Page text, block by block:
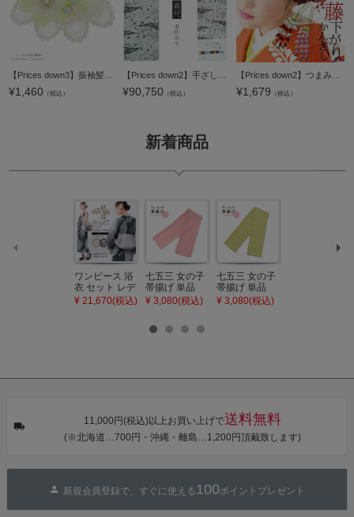
¥1,460 （税込） ¥90,750 （税込） ¥1,679 （税込）
新着商品
ワンピース 浴
衣 セット レデ
ィース 吸水速
乾 ポリエステ
タン・夜の葉
カシュクール
ワンピース 簡
単着付け 大人
¥ 21,670(税込)
七五三 女の子
帯揚げ 単品
「灰桃色」日
本製 7歳 女児
びあげ 和装 着
【メール便不
¥ 3,080(税込)
七五三 女の子
帯揚げ 単品
「若葉色」日
本製 7歳 女児
【メール便不
¥ 3,080(税込)
【メール便不
11,000円(税込)以上お買い上げで送料無料
(※北海道…700円・沖縄・離島…1,200円頂戴致します)
新規会員登録で、すぐに使える 100ポイントプレゼント